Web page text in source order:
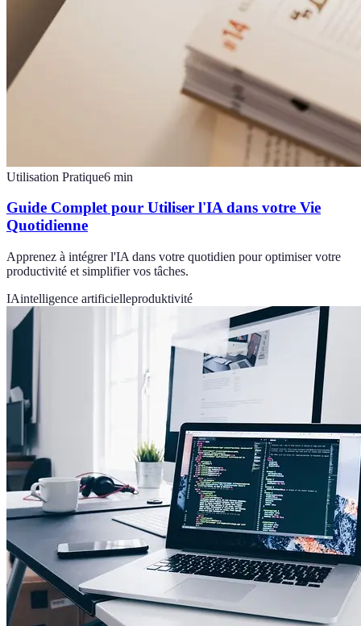
Utilisation Pratique6 min
Guide Complet pour Utiliser l'IA dans votre Vie
Quotidienne
Apprenez à intégrer l'IA dans votre quotidien pour optimiser votre
productivité et simplifier vos tâches.
IAintelligence artificielleproduktivité